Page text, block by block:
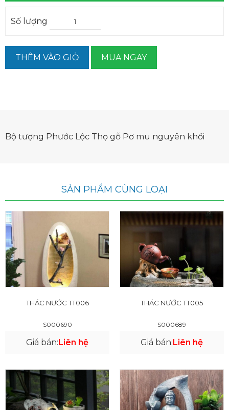
Số lượng
THÊM VÀO GIỎ MUA NGAY
Bộ tượng Phước Lộc Thọ gỗ Pơ mu nguyên khối
SẢN PHẨM CÙNG LOẠI
THÁC NƯỚC TT006
S000690
Giá bán:Liên hệ
THÁC NƯỚC TT005
S000689
Giá bán:Liên hệ